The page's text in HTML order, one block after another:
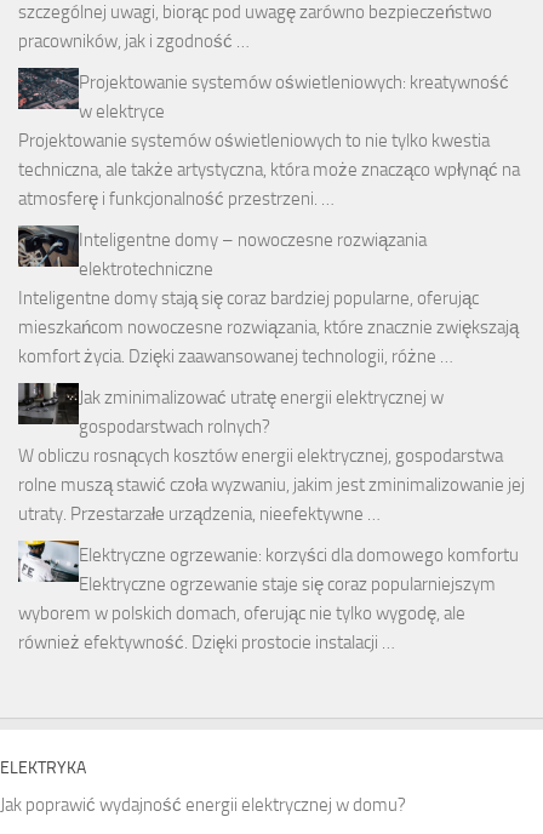
szczególnej uwagi, biorąc pod uwagę zarówno bezpieczeństwo
pracowników, jak i zgodność …
Projektowanie systemów oświetleniowych: kreatywność
w elektryce
Projektowanie systemów oświetleniowych to nie tylko kwestia
techniczna, ale także artystyczna, która może znacząco wpłynąć na
atmosferę i funkcjonalność przestrzeni. …
Inteligentne domy – nowoczesne rozwiązania
elektrotechniczne
Inteligentne domy stają się coraz bardziej popularne, oferując
mieszkańcom nowoczesne rozwiązania, które znacznie zwiększają
komfort życia. Dzięki zaawansowanej technologii, różne …
Jak zminimalizować utratę energii elektrycznej w
gospodarstwach rolnych?
W obliczu rosnących kosztów energii elektrycznej, gospodarstwa
rolne muszą stawić czoła wyzwaniu, jakim jest zminimalizowanie jej
utraty. Przestarzałe urządzenia, nieefektywne …
Elektryczne ogrzewanie: korzyści dla domowego komfortu
Elektryczne ogrzewanie staje się coraz popularniejszym
wyborem w polskich domach, oferując nie tylko wygodę, ale
również efektywność. Dzięki prostocie instalacji …
ELEKTRYKA
Jak poprawić wydajność energii elektrycznej w domu?